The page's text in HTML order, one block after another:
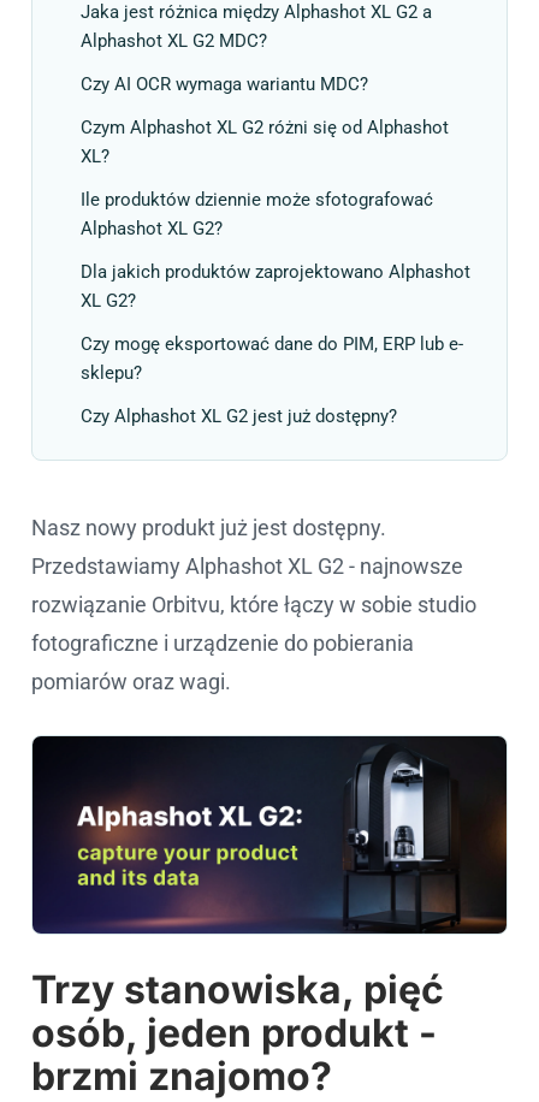
Jaka jest różnica między Alphashot XL G2 a
Alphashot XL G2 MDC?
Czy AI OCR wymaga wariantu MDC?
Czym Alphashot XL G2 różni się od Alphashot
XL?
Ile produktów dziennie może sfotografować
Alphashot XL G2?
Dla jakich produktów zaprojektowano Alphashot
XL G2?
Czy mogę eksportować dane do PIM, ERP lub e-
sklepu?
Czy Alphashot XL G2 jest już dostępny?
Nasz nowy produkt już jest dostępny.
Przedstawiamy Alphashot XL G2 - najnowsze
rozwiązanie Orbitvu, które łączy w sobie studio
fotograficzne i urządzenie do pobierania
pomiarów oraz wagi.
Trzy stanowiska, pięć
osób, jeden produkt -
brzmi znajomo?